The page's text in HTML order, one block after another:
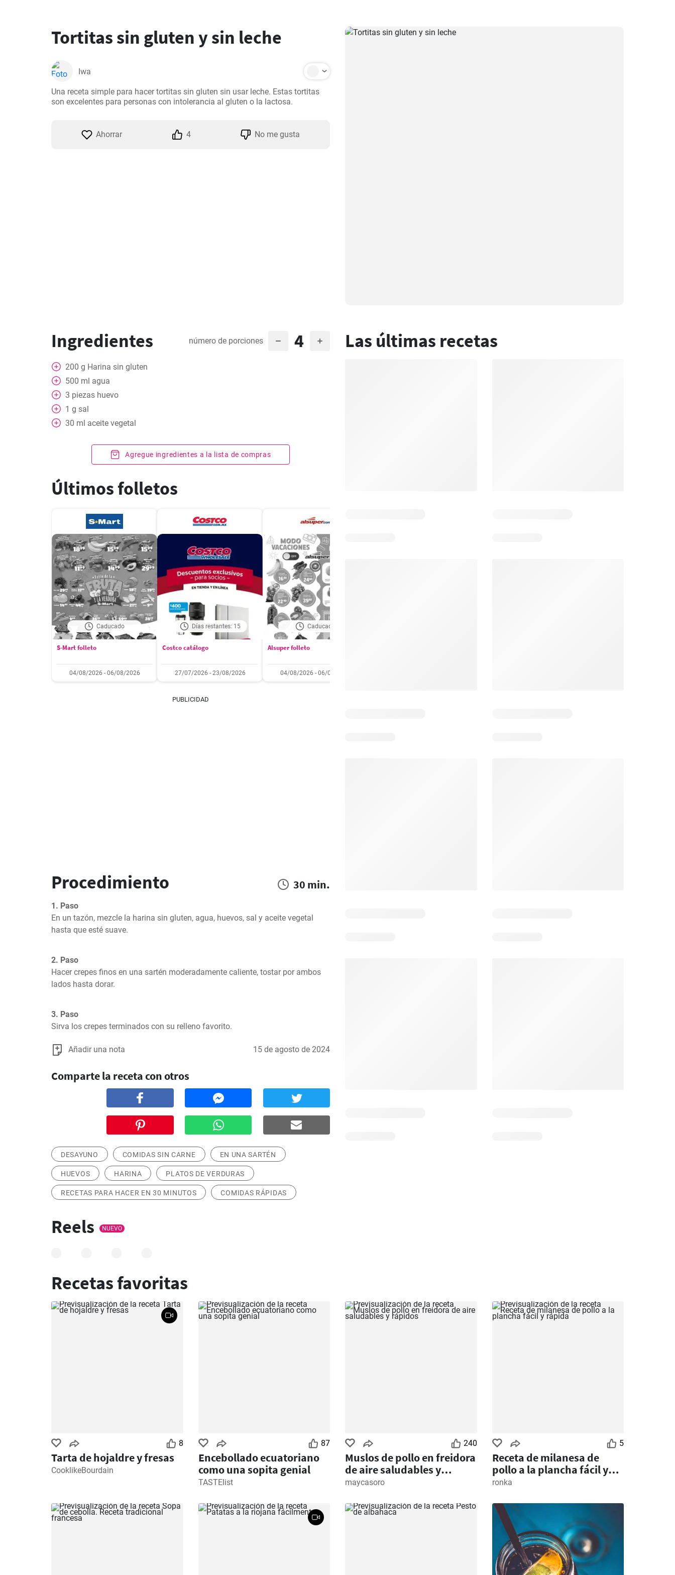
Tortitas sin gluten y sin leche
Iwa
Una receta simple para hacer tortitas sin gluten sin usar leche. Estas tortitas
son excelentes para personas con intolerancia al gluten o la lactosa.
Ahorrar 4 No me gusta
Ingredientes número de porciones 4
200 g Harina sin gluten
500 ml agua
3 piezas huevo
1 g sal
30 ml aceite vegetal
Agregue ingredientes a la lista de compras
Últimos folletos
Caducado
S-Mart folleto
04/08/2026 - 06/08/2026
Días restantes: 15
Costco catálogo
27/07/2026 - 23/08/2026
Caducado
Alsuper folleto
04/08/2026 - 06/08/2026
PUBLICIDAD
Procedimiento 30 min.
1. Paso
En un tazón, mezcle la harina sin gluten, agua, huevos, sal y aceite vegetal
hasta que esté suave.
2. Paso
Hacer crepes finos en una sartén moderadamente caliente, tostar por ambos
lados hasta dorar.
3. Paso
Sirva los crepes terminados con su relleno favorito.
Añadir una nota 15 de agosto de 2024
Comparte la receta con otros
DESAYUNO COMIDAS SIN CARNE EN UNA SARTÉN
HUEVOS HARINA PLATOS DE VERDURAS
RECETAS PARA HACER EN 30 MINUTOS COMIDAS RÁPIDAS
Las últimas recetas
Reels NUEVO
Recetas favoritas
8
Tarta de hojaldre y fresas
CooklikeBourdain
87
Encebollado ecuatoriano
como una sopita genial
TASTElist
240
Muslos de pollo en freidora
de aire saludables y
rápidos
maycasoro
5
Receta de milanesa de
pollo a la plancha fácil y
rápida
ronka